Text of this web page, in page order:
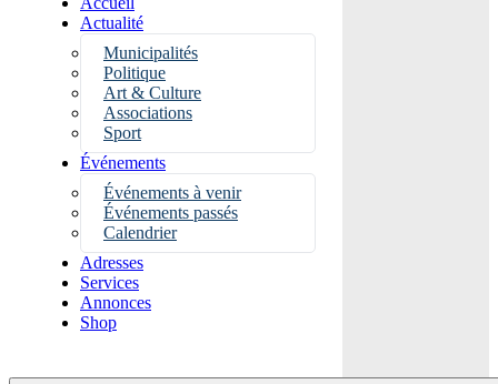
Actualité
Municipalités
Politique
Art & Culture
Associations
Sport
Événements
Événements à venir
Événements passés
Calendrier
Adresses
Services
Annonces
Shop